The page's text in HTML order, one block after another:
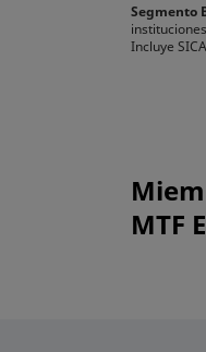
Segmento
Incluye
MTF